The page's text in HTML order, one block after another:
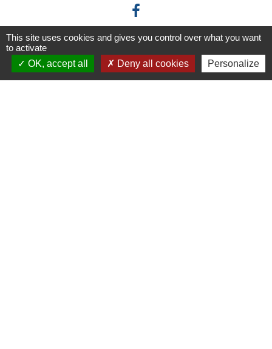
Horaires/Contacts
This site uses cookies and gives you control over what you want
to activate
OK, accept all
Deny all cookies Personalize